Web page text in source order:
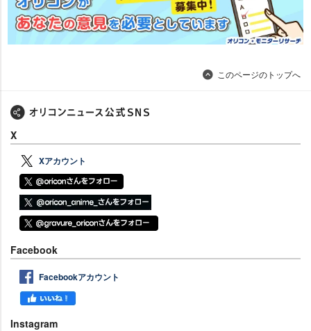
このページのトップへ
X
Xアカウント
Facebook
Facebookアカウント
Instagram